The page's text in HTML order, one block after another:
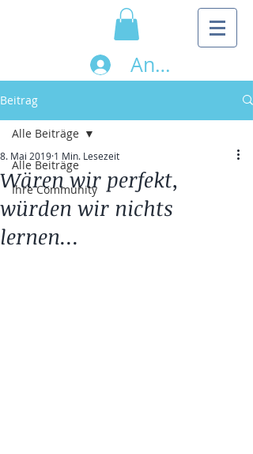
Anmelden
Beitrag
Alle Beiträge
Ihre Community
Alle Beiträge
Wären wir perfekt,
würden wir nichts
lernen...
8. Mai 2019 1 Min. Lesezeit